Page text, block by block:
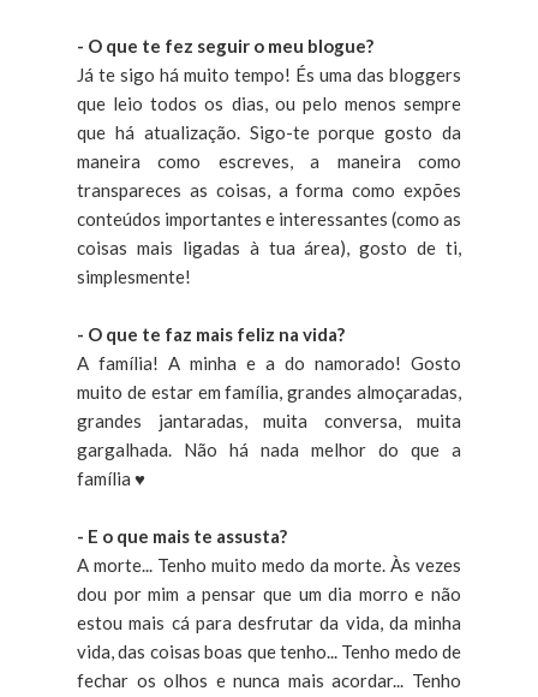
- O que te fez seguir o meu blogue?
Já te sigo há muito tempo! És uma das bloggers
que leio todos os dias, ou pelo menos sempre
que há atualização. Sigo-te porque gosto da
maneira como escreves, a maneira como
transpareces as coisas, a forma como expões
conteúdos importantes e interessantes (como as
coisas mais ligadas à tua área), gosto de ti,
simplesmente!
- O que te faz mais feliz na vida?
A família! A minha e a do namorado! Gosto
muito de estar em família, grandes almoçaradas,
grandes jantaradas, muita conversa, muita
gargalhada. Não há nada melhor do que a
família ♥
- E o que mais te assusta?
A morte... Tenho muito medo da morte. Às vezes
dou por mim a pensar que um dia morro e não
estou mais cá para desfrutar da vida, da minha
vida, das coisas boas que tenho... Tenho medo de
fechar os olhos e nunca mais acordar... Tenho